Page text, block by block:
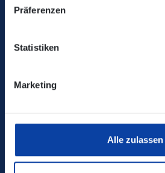
Präferenzen
Statistiken
Marketing
Alle zulassen
Verkehrsverbund Rhein-Mosel
0800 5 986 986